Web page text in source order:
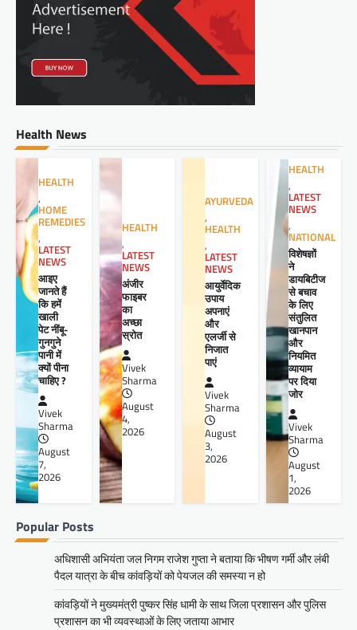
Health News
HEALTH
,
HOME
REMEDIES
,
LATEST
NEWS
आइए
जानते हैं
कि हमें
खाली
पेट नींबू-
गुनगुने
पानी में
क्यों पीना
चाहिए ?
Vivek
Sharma
August
7,
2026
HEALTH
,
LATEST
NEWS
अंजीर
फाइबर
का
अच्छा
स्रोत
Vivek
Sharma
August
4,
2026
AYURVEDA
,
HEALTH
,
LATEST
NEWS
आयुर्वेदिक
उपाय
अपनाएं
और
एलर्जी से
निजात
पाएं
Vivek
Sharma
August
3,
2026
HEALTH
,
LATEST
NEWS
,
NATIONAL
विशेषज्ञों
ने
डायबिटीज
से बचाव
के लिए
संतुलित
खानपान
और
नियमित
व्यायाम
पर दिया
जोर
Vivek
Sharma
August
1,
2026
Popular Posts
अधिशासी अभियंता जल निगम राजेश गुप्ता ने बताया कि भीषण गर्मी और लंबी
पैदल यात्रा के बीच कांवड़ियों को पेयजल की समस्या न हो
कांवड़ियों ने मुख्यमंत्री पुष्कर सिंह धामी के साथ जिला प्रशासन और पुलिस
प्रशासन का भी व्यवस्थाओं के लिए जताया आभार